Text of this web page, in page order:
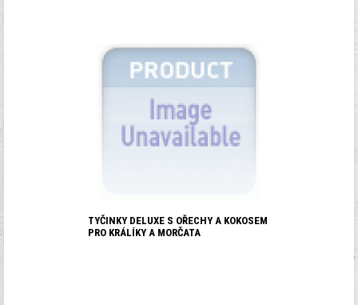
TYČINKY DELUXE S OŘECHY A KOKOSEM
PRO KRÁLÍKY A MORČATA